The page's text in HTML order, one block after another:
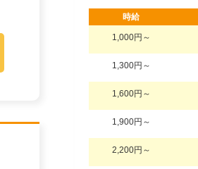
時給
1,000円～
1,300円～
1,600円～
1,900円～
2,200円～